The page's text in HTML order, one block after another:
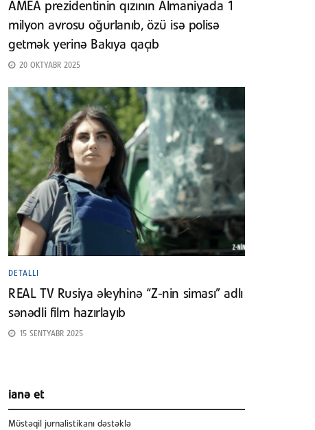
AMEA prezidentinin qızının Almaniyada 1
milyon avrosu oğurlanıb, özü isə polisə
getmək yerinə Bakıya qaçıb
20 OKTYABR 2025
DETALLI
REAL TV Rusiya əleyhinə “Z-nin siması” adlı
sənədli film hazırlayıb
15 SENTYABR 2025
ianə et
Müstəqil jurnalistikanı dəstəklə